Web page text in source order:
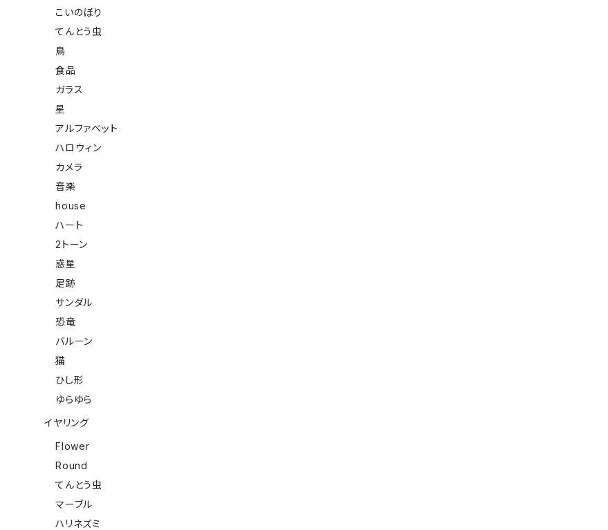
こいのぼり
てんとう虫
鳥
食品
ガラス
星
アルファベット
ハロウィン
カメラ
音楽
house
ハート
2トーン
惑星
足跡
サンダル
恐竜
バルーン
猫
ひし形
ゆらゆら
イヤリング
Flower
Round
てんとう虫
マーブル
ハリネズミ